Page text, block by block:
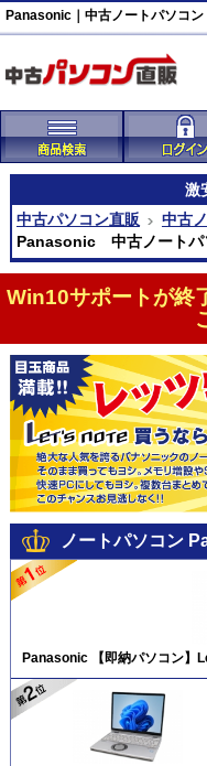
Panasonic｜中古ノートパソコ
激
中古パソコン直販
中古
Panasonic 中古ノートパ
Win10サポートが終
ノートパソコン
Panasonic 【即納パソコン】